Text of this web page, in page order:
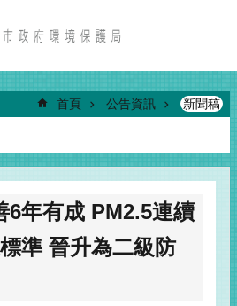
首頁 公告資訊 新聞稿
6年有成 PM2.5連續
準 晉升為二級防